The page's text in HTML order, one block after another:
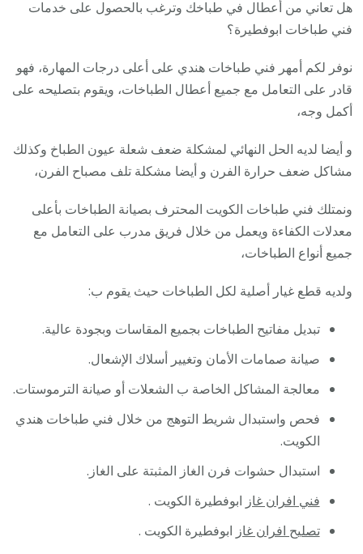
هل تعاني من أعطال في طباخك وترغب بالحصول على خدمات
فني طباخات ابوفطيرة؟
نوفر لكم أمهر فني طباخات هندي على أعلى درجات المهارة، فهو
قادر على التعامل مع جميع أعطال الطباخات، ويقوم بتصليحه على
أكمل وجه،
و أيضا لديه الحل النهائي لمشكلة ضعف شعلة عيون الطباخ وكذلك
مشاكل ضعف حرارة الفرن و أيضا مشكلة تلف مصباح الفرن،
ونمتلك فني طباخات الكويت المحترف بصيانة الطباخات بأعلى
معدلات الكفاءة ويعمل من خلال فريق مدرب على التعامل مع
جميع أنواع الطباخات،
ولديه قطع غيار أصلية لكل الطباخات حيث يقوم ب:
تبديل مفاتيح الطباخات بجميع المقاسات وبجودة عالية.
صيانة صمامات الأمان وتغيير أسلاك الإشعال.
معالجة المشاكل الخاصة ب الشعلات أو صيانة الترموستات.
فحص واستبدال شريط التوهج من خلال فني طباخات هندي
الكويت.
استبدال حشوات فرن الغاز المثبتة على الغاز.
فني افران غاز ابوفطيرة الكويت .
تصليح افران غاز ابوفطيرة الكويت .